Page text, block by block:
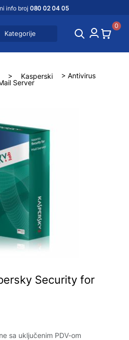
info broj 080 02 04 05
Kategorije
0
> Kasperski
> Antivirus
Server
Security for
sa uključenim PDV-om